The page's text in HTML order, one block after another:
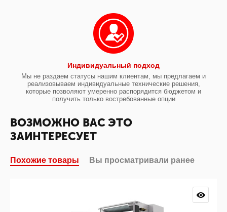
Индивидуальный подход
Мы не раздаем статусы нашим клиентам, мы предлагаем и
реализовываем индивидуальные технические решения,
которые позволяют умеренно распорядится бюджетом и
получить только востребованные опции
ВОЗМОЖНО ВАС ЭТО
ЗАИНТЕРЕСУЕТ
Похожие товары Вы просматривали ранее